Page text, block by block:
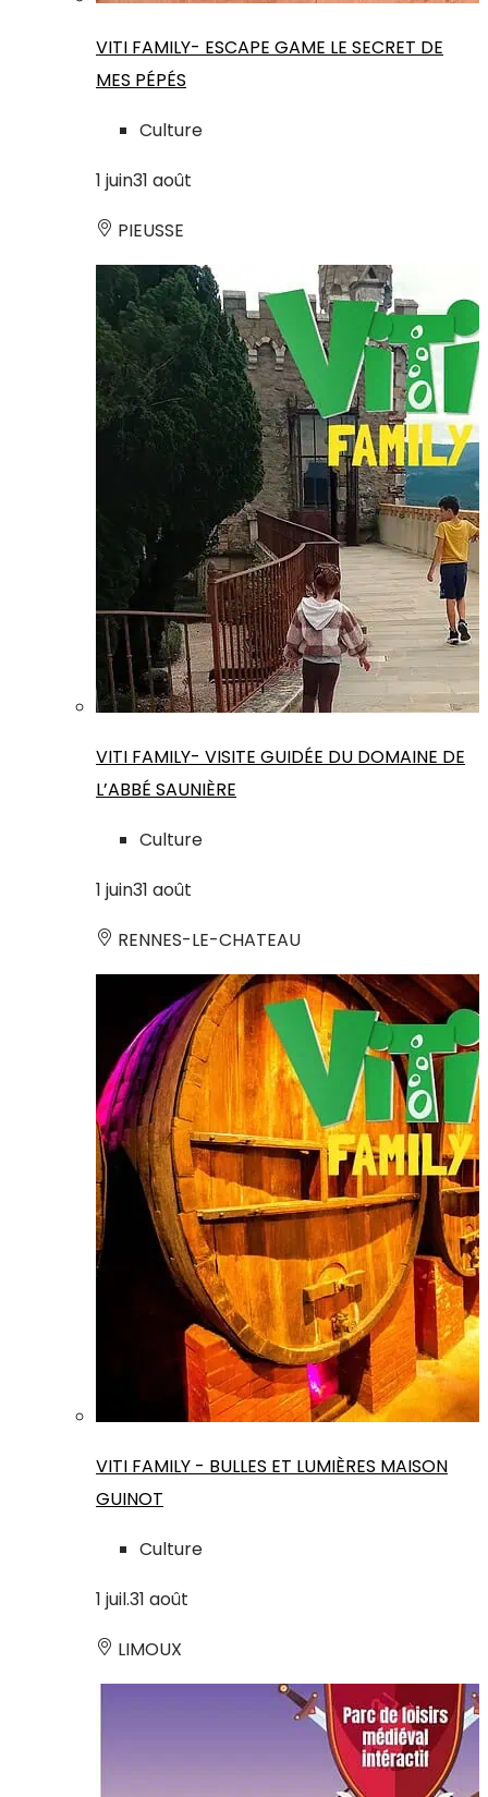
VITI FAMILY- ESCAPE GAME LE SECRET DE
MES PÉPÉS
Culture
1 juin31 août
PIEUSSE
VITI FAMILY- VISITE GUIDÉE DU DOMAINE DE
L’ABBÉ SAUNIÈRE
Culture
1 juin31 août
RENNES-LE-CHATEAU
VITI FAMILY - BULLES ET LUMIÈRES MAISON
GUINOT
Culture
1 juil.31 août
LIMOUX